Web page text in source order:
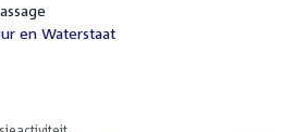
en Waterstaat